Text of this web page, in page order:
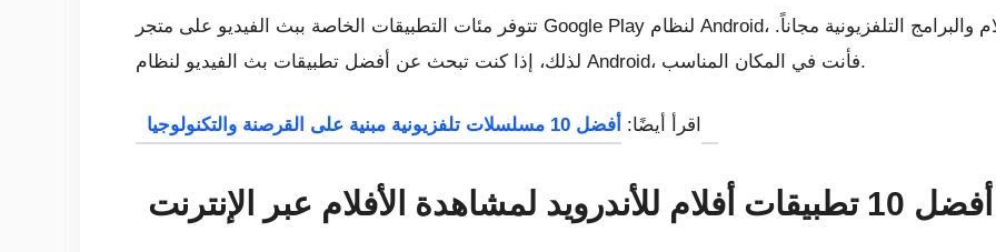
تتوفر مئات التطبيقات الخاصة ببث الفيديو على متجر Google Play لنظام Android، مما يوفر لك إمكانية الوصول إلى أفضل الأفلام والبرامج التلفزيونية مجاناً.
لذلك، إذا كنت تبحث عن أفضل تطبيقات بث الفيديو لنظام Android، فأنت في المكان المناسب.
اقرأ أيضًا:
لمشاهدة الأفلام عبر الإنترنت